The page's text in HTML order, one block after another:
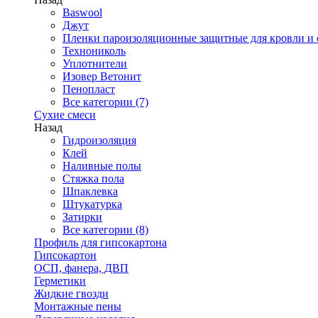
Baswool
Джут
Пленки пароизоляционные защитные для кровли и
Технониколь
Уплотнители
Изовер Ветонит
Пенопласт
Все категории (7)
Сухие смеси
Назад
Гидроизоляция
Клей
Наливные полы
Стяжка пола
Шпаклевка
Штукатурка
Затирки
Все категории (8)
Профиль для гипсокартона
Гипсокартон
ОСП, фанера, ДВП
Герметики
Жидкие гвозди
Монтажные пены